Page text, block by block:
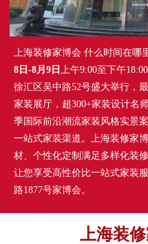
上海装修家博会 什么时间在哪
8日-8月9日
上午9:00至下午
徐汇区吴中路52号盛大举行，
家装展厅，超300+家装设计
季国际前沿潮流家装风格实景
一站式家装渠道。上海装修家
材、个性化定制满足多样化装
让您享受高性价比一站式家装
路1877号家博会。
上海装